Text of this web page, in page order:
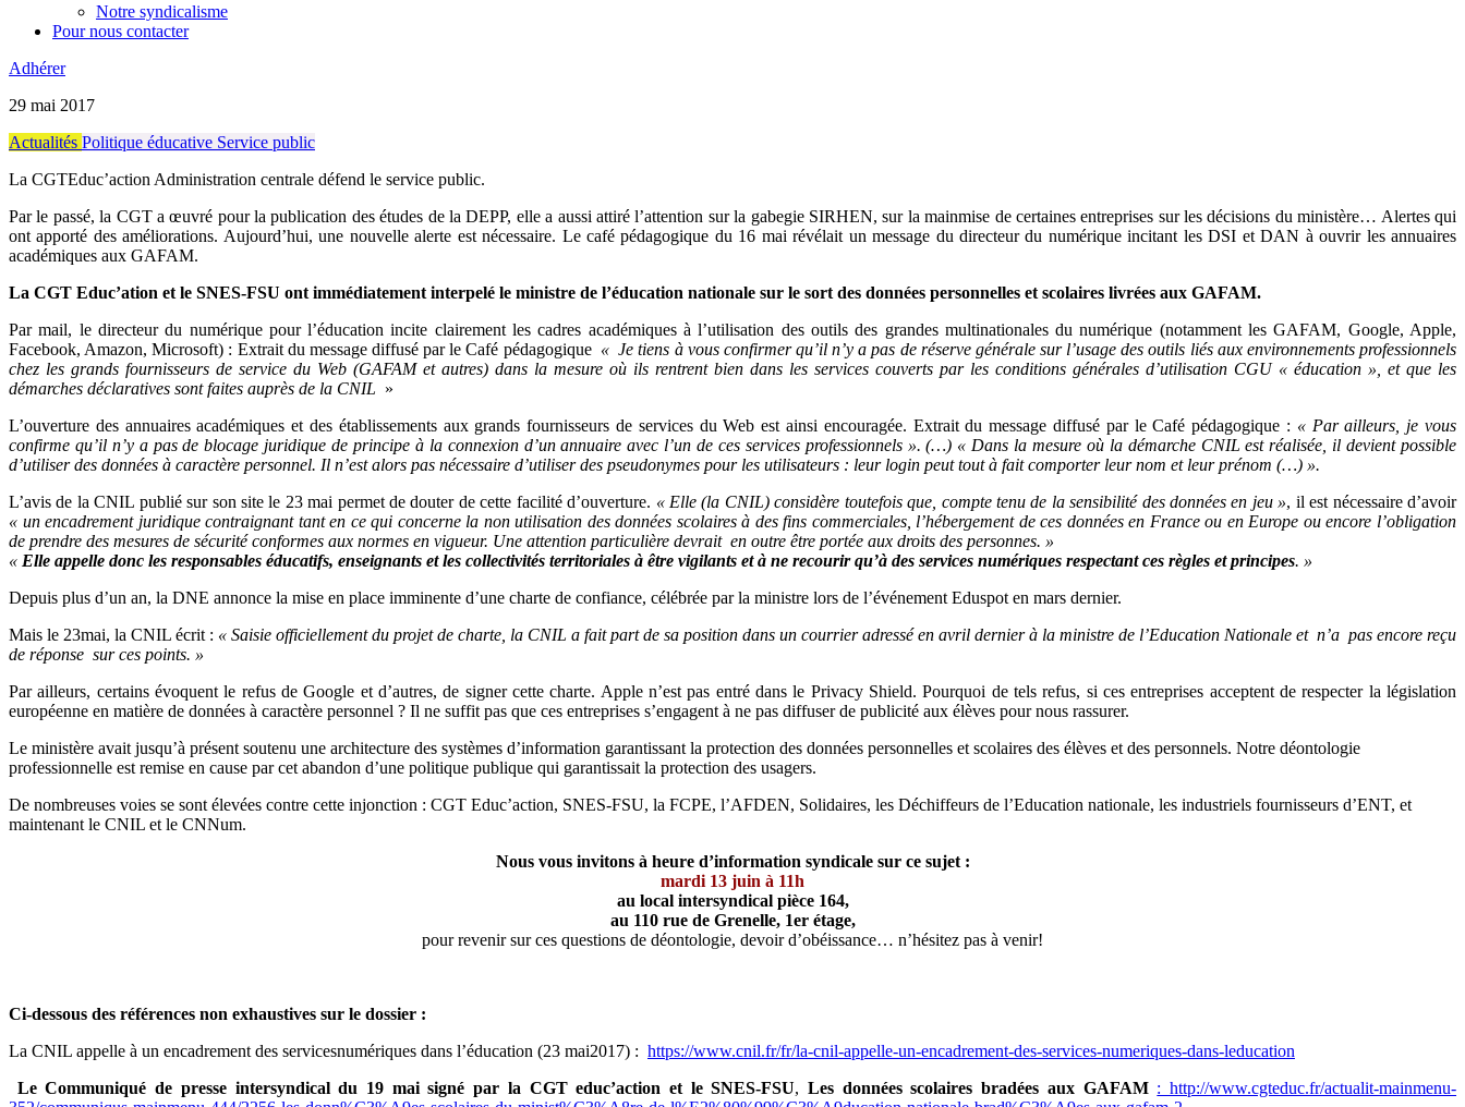
Notre syndicalisme
Pour nous contacter
Adhérer
29 mai 2017
Actualités Politique éducative Service public
La CGTEduc’action Administration centrale défend le service public.
Par le passé, la CGT a œuvré pour la publication des études de la DEPP, elle a aussi attiré l’attention sur la gabegie SIRHEN, sur la mainmise de certaines entreprises sur les décisions du ministère… Alertes qui
ont apporté des améliorations. Aujourd’hui, une nouvelle alerte est nécessaire. Le café pédagogique du 16 mai révélait un message du directeur du numérique incitant les DSI et DAN à ouvrir les annuaires
académiques aux GAFAM.
La CGT Educ’ation et le SNES-FSU ont immédiatement interpelé le ministre de l’éducation nationale sur le sort des données personnelles et scolaires livrées aux GAFAM.
Par mail, le directeur du numérique pour l’éducation incite clairement les cadres académiques à l’utilisation des outils des grandes multinationales du numérique (notamment les GAFAM, Google, Apple,
Facebook, Amazon, Microsoft) : Extrait du message diffusé par le Café pédagogique « Je tiens à vous confirmer qu’il n’y a pas de réserve générale sur l’usage des outils liés aux environnements professionnels
chez les grands fournisseurs de service du Web (GAFAM et autres) dans la mesure où ils rentrent bien dans les services couverts par les conditions générales d’utilisation CGU « éducation », et que les
démarches déclaratives sont faites auprès de la CNIL »
L’ouverture des annuaires académiques et des établissements aux grands fournisseurs de services du Web est ainsi encouragée. Extrait du message diffusé par le Café pédagogique : « Par ailleurs, je vous
confirme qu’il n’y a pas de blocage juridique de principe à la connexion d’un annuaire avec l’un de ces services professionnels ». (…) « Dans la mesure où la démarche CNIL est réalisée, il devient possible
d’utiliser des données à caractère personnel. Il n’est alors pas nécessaire d’utiliser des pseudonymes pour les utilisateurs : leur login peut tout à fait comporter leur nom et leur prénom (…) ».
L’avis de la CNIL publié sur son site le 23 mai permet de douter de cette facilité d’ouverture. « Elle (la CNIL) considère toutefois que, compte tenu de la sensibilité des données en jeu », il est nécessaire d’avoir
« un encadrement juridique contraignant tant en ce qui concerne la non utilisation des données scolaires à des fins commerciales, l’hébergement de ces données en France ou en Europe ou encore l’obligation
de prendre des mesures de sécurité conformes aux normes en vigueur. Une attention particulière devrait en outre être portée aux droits des personnes. »
« Elle appelle donc les responsables éducatifs, enseignants et les collectivités territoriales à être vigilants et à ne recourir qu’à des services numériques respectant ces règles et principes. »
Depuis plus d’un an, la DNE annonce la mise en place imminente d’une charte de confiance, célébrée par la ministre lors de l’événement Eduspot en mars dernier.
Mais le 23mai, la CNIL écrit : « Saisie officiellement du projet de charte, la CNIL a fait part de sa position dans un courrier adressé en avril dernier à la ministre de l’Education Nationale et n’a pas encore reçu
de réponse sur ces points. »
Par ailleurs, certains évoquent le refus de Google et d’autres, de signer cette charte. Apple n’est pas entré dans le Privacy Shield. Pourquoi de tels refus, si ces entreprises acceptent de respecter la législation
européenne en matière de données à caractère personnel ? Il ne suffit pas que ces entreprises s’engagent à ne pas diffuser de publicité aux élèves pour nous rassurer.
Le ministère avait jusqu’à présent soutenu une architecture des systèmes d’information garantissant la protection des données personnelles et scolaires des élèves et des personnels. Notre déontologie
professionnelle est remise en cause par cet abandon d’une politique publique qui garantissait la protection des usagers.
De nombreuses voies se sont élevées contre cette injonction : CGT Educ’action, SNES-FSU, la FCPE, l’AFDEN, Solidaires, les Déchiffeurs de l’Education nationale, les industriels fournisseurs d’ENT, et
maintenant le CNIL et le CNNum.
Nous vous invitons à heure d’information syndicale sur ce sujet :
mardi 13 juin à 11h
au local intersyndical pièce 164,
au 110 rue de Grenelle, 1er étage,
pour revenir sur ces questions de déontologie, devoir d’obéissance… n’hésitez pas à venir!
Ci-dessous des références non exhaustives sur le dossier :
La CNIL appelle à un encadrement des servicesnumériques dans l’éducation (23 mai2017) : https://www.cnil.fr/fr/la-cnil-appelle-un-encadrement-des-services-numeriques-dans-leducation
Le Communiqué de presse intersyndical du 19 mai signé par la CGT educ’action et le SNES-FSU,Les données scolaires bradées aux GAFAM : http://www.cgteduc.fr/actualit-mainmenu-